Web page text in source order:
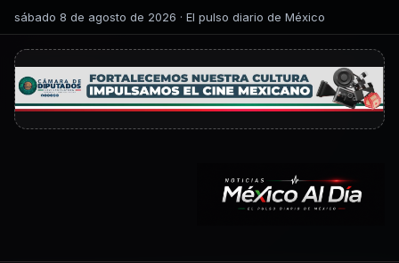
sábado 8 de agosto de 2026 · El pulso diario de México